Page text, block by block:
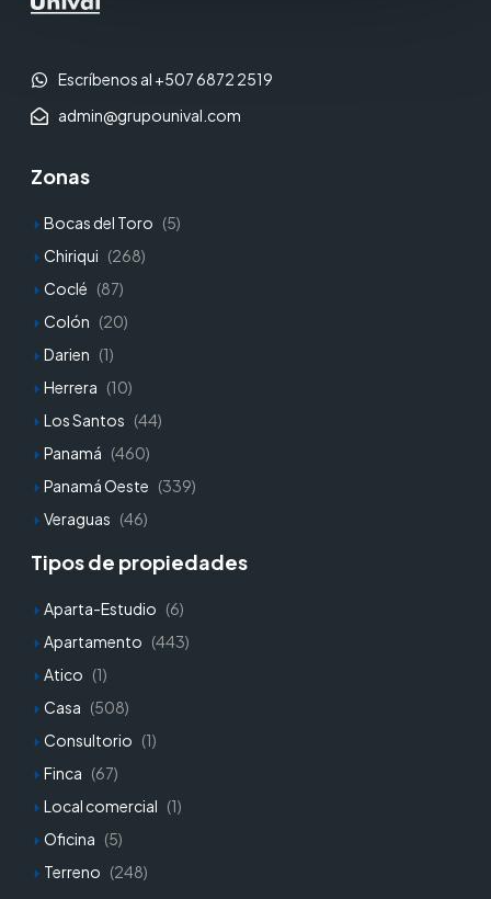
Escríbenos al +507 6872 2519
admin@grupounival.com
Zonas
Bocas del Toro (5)
Chiriqui (268)
Coclé (87)
Colón (20)
Darien (1)
Herrera (10)
Los Santos (44)
Panamá (460)
Panamá Oeste (339)
Veraguas (46)
Tipos de propiedades
Aparta-Estudio (6)
Apartamento (443)
Atico (1)
Casa (508)
Consultorio (1)
Finca (67)
Local comercial (1)
Oficina (5)
Terreno (248)